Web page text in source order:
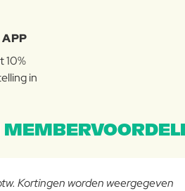
APP
10%
in
Kortingen worden weergegeven